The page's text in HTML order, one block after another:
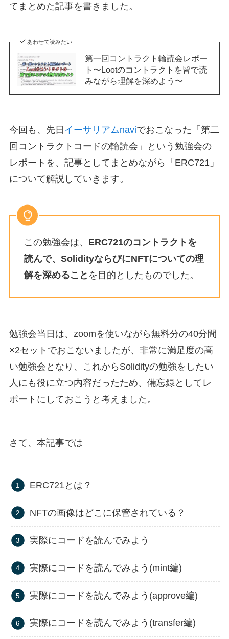
てまとめた記事を書きました。
あわせて読みたい
第一回コントラクト輪読会レポー
ト〜Lootのコントラクトを皆で読
みながら理解を深めよう〜
今回も、先日 イーサリアムnaviでおこなった「第二
回コントラクトコードの輪読会」という勉強会の
レポートを、記事としてまとめながら「ERC721」
について解説していきます。
この勉強会は、 ERC721のコントラクトを
読んで、SolidityならびにNFTについての理
解を深めること を目的としたものでした。
勉強会当日は、 zoomを使いながら無料分の40分間
×2セットでおこないましたが、非常に満足度の高
い勉強会となり、これからSolidityの勉強をしたい
人にも役に立つ内容だったため、備忘録としてレ
ポートにしておこうと考えました。
さて、本記事では
ERC721とは？
NFTの画像はどこに保管されている？
実際にコードを読んでみよう
実際にコードを読んでみよう(mint編)
実際にコードを読んでみよう(approve編)
実際にコードを読んでみよう(transfer編)